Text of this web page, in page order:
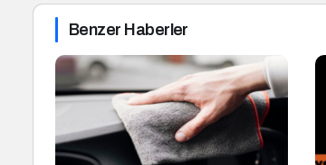
Benzer Haberler